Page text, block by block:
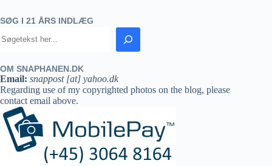
SØG I 21 ÅRS INDLÆG
OM SNAPHANEN.DK
Email: snappost [at] yahoo.dk
Regarding use of my copyrighted photos on the blog, please
contact email above.